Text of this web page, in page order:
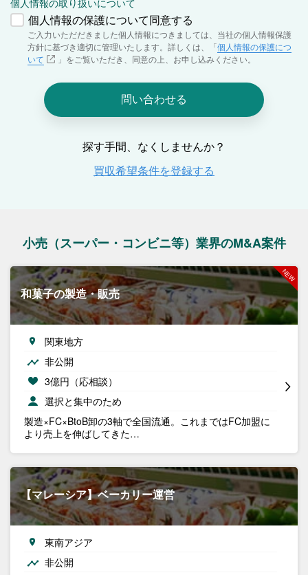
小売（スーパー・コンビニ等）業界のM&A案件
和菓子の製造・販売
関東地方
非公開
3億円（応相談）
選択と集中のため
製造×FC×BtoB卸の3軸で全国流通。これまではFC加盟に
より売上を伸ばしてきた…
【マレーシア】ベーカリー運営
東南アジア
非公開